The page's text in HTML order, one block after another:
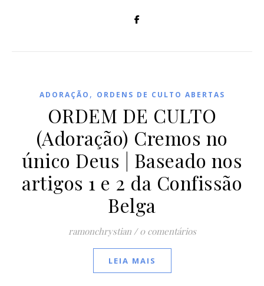
ADORAÇÃO , ORDENS DE CULTO ABERTAS
ORDEM DE CULTO
(Adoração) Cremos no
único Deus | Baseado nos
artigos 1 e 2 da Confissão
Belga
ramonchrystian / 0 comentários
LEIA MAIS